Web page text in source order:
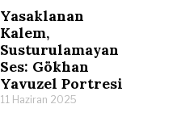
Yasaklanan
Kalem,
Susturulamayan
Ses: Gökhan
Yavuzel Portresi
11 Haziran 2025